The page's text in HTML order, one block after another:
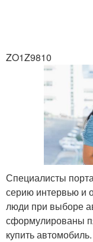
ZO1Z9810
Специалисты
серию интервью и
люди при выборе
сформулированы
купить автомобиль.